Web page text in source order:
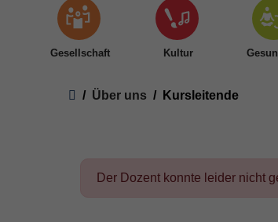
Gesellschaft Kultur
You are here:
Über uns Kursleitende
Der Dozent konnte leider nicht